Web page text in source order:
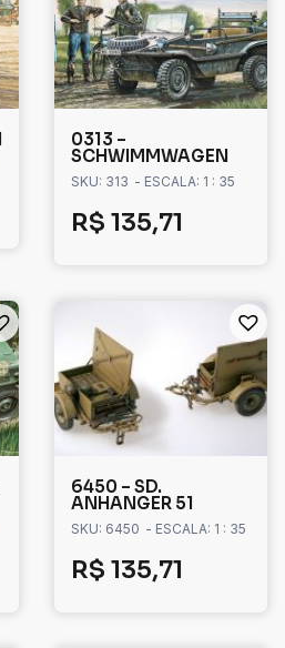
0313 –
SCHWIMMWAGEN
SKU: 313 - ESCALA: 1 : 35
R$ 135,71
6450 – SD.
ANHANGER 51
SKU: 6450 - ESCALA: 1 : 35
R$ 135,71